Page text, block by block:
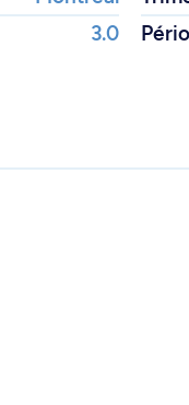
3.0